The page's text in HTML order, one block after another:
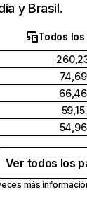
y Brasil.
Todos
Ver todos los
más